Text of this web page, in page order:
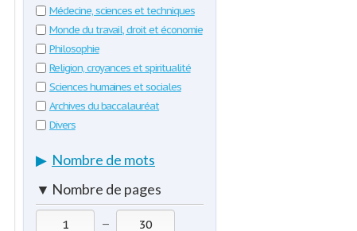
Médecine, sciences et techniques
Monde du travail, droit et économie
Philosophie
Religion, croyances et spiritualité
Sciences humaines et sociales
Archives du baccalauréat
Divers
▶ Nombre de mots
▼ Nombre de pages
—